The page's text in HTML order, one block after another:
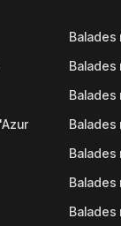
Balades
Balades
Balades
Balades
Balades
Balades
Balades